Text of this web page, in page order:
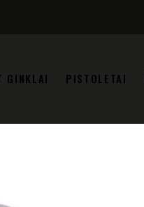
GINKLAI PISTOLETAI